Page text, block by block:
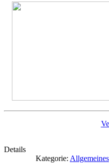
Details
Kategorie: Allgemeines